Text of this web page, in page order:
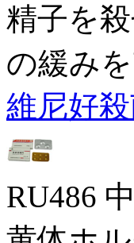
精子を
の緩み
維尼好
RU486